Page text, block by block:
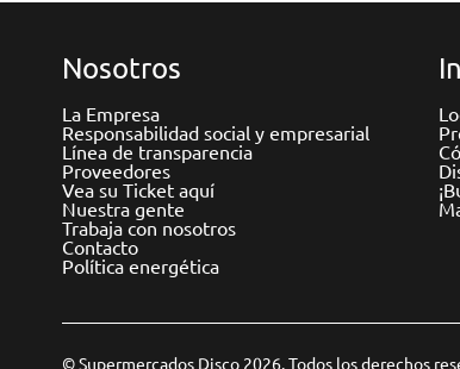
Nosotros
La Empresa
Responsabilidad social y empresarial
Línea de transparencia
Proveedores
Vea su Ticket aquí
Nuestra gente
Trabaja con nosotros
Contacto
Política energética
© Supermercados Disco 2026. Todos los derechos